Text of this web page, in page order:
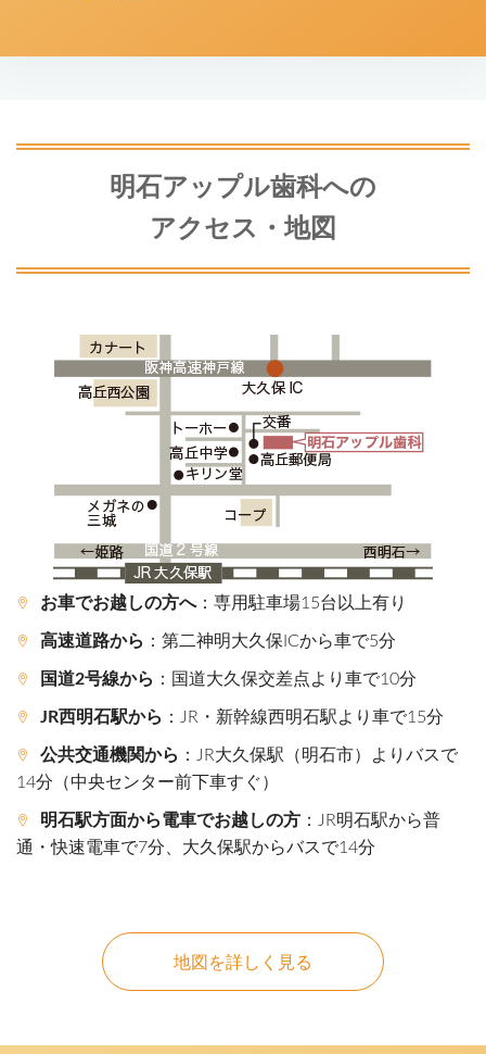
明石アップル歯科への
アクセス・地図
お車でお越しの方へ：専用駐車場15台以上有り
高速道路から ：第二神明大久保ICから車で5分
国道2号線から ：国道大久保交差点より車で10分
JR西明石駅から ：JR・新幹線西明石駅より車で15分
公共交通機関から ：JR大久保駅（明石市）よりバスで
14分（中央センター前下車すぐ）
明石駅方面から電車でお越しの方 ：JR明石駅から普
通・快速電車で7分、大久保駅からバスで14分
地図を詳しく見る